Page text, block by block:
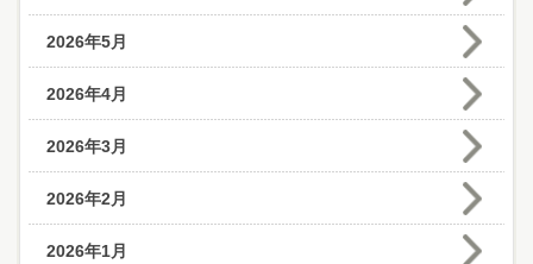
2026年5月
2026年4月
2026年3月
2026年2月
2026年1月